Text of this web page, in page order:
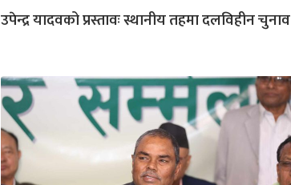
उपेन्द्र यादवको प्रस्तावः स्थानीय तहमा दलविहीन चुनाव